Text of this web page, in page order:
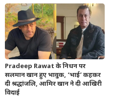
Pradeep Rawat के निधन पर
सलमान खान हुए भावुक, ‘भाई’ कहकर
दी श्रद्धांजलि, आमिर खान ने दी आखिरी
विदाई